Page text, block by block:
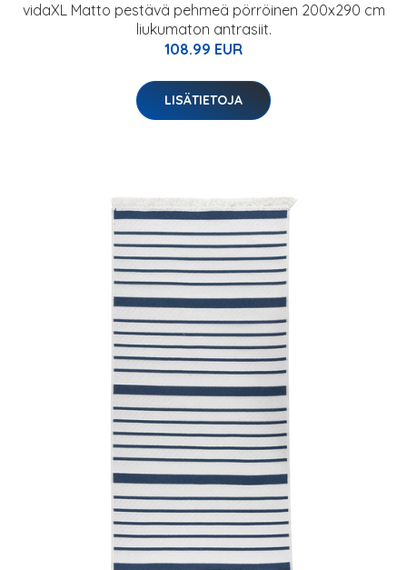
vidaXL Matto pestävä pehmeä pörröinen 200x290 cm
liukumaton antrasiit.
108.99 EUR
LISÄTIETOJA